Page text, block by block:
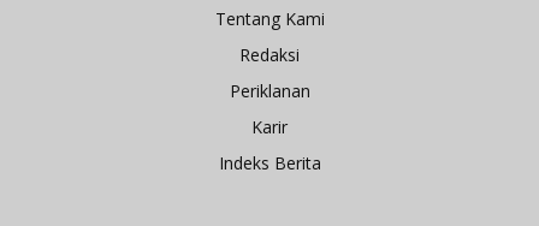
Tentang Kami
Redaksi
Periklanan
Karir
Indeks Berita